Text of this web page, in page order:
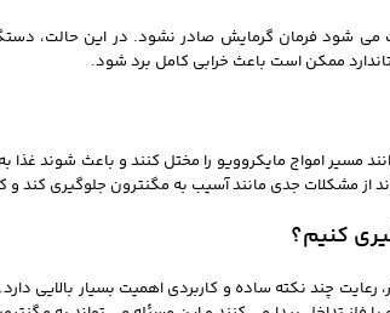
می‌ شود فرمان گرمایش صادر نشود. در این حالت،
ممکن است باعث خرابی کامل برد شود.
مسیر امواج مایکروویو را مختل کنند و باعث شوند
مشکلات جدی مانند آسیب به مگنترون جلوگیری کند و
کنیم؟
رعایت چند نکته ساده و کاربردی اهمیت بسیار بالایی